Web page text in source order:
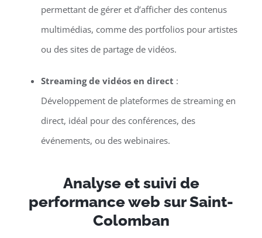
permettant de gérer et d’afficher des contenus
multimédias, comme des portfolios pour artistes
ou des sites de partage de vidéos.
Streaming de vidéos en direct :
Développement de plateformes de streaming en
direct, idéal pour des conférences, des
événements, ou des webinaires.
Analyse et suivi de
performance web sur Saint-
Colomban